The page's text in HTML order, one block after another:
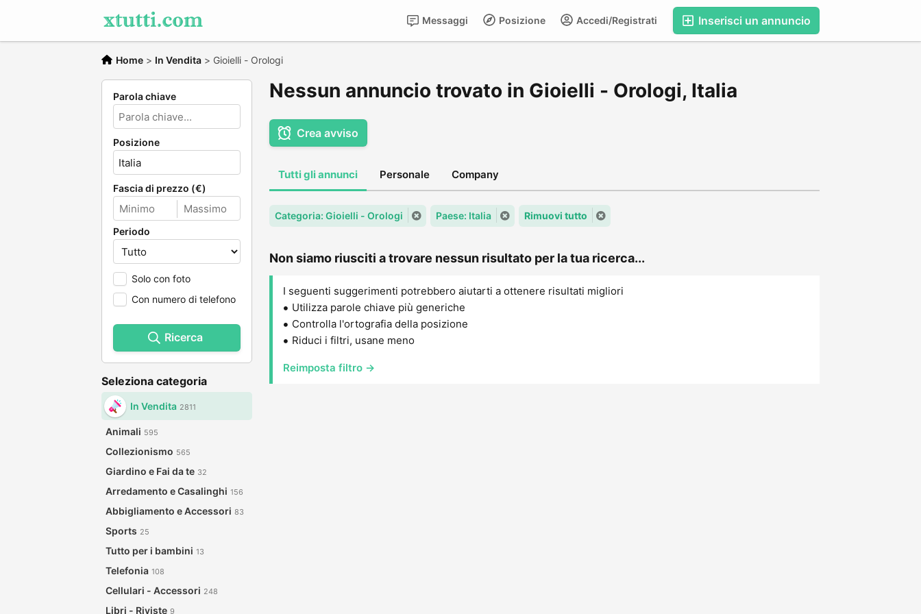
Inserisci un annuncio
Accedi/Registrati
Posizione
Messaggi
Home > In Vendita > Gioielli - Orologi
Parola chiave
Posizione
Fascia di prezzo (€)
Periodo
Solo con foto
Con numero di telefono
Ricerca
Seleziona categoria
In Vendita 2811
Animali 595
Collezionismo 565
Giardino e Fai da te 32
Arredamento e Casalinghi 156
Abbigliamento e Accessori 83
Sports 25
Tutto per i bambini 13
Telefonia 108
Cellulari - Accessori 248
Libri - Riviste 9
Nessun annuncio trovato in Gioielli - Orologi, Italia
Crea avviso
Tutti gli annunci Personale Company
Categoria: Gioielli - Orologi Paese: Italia Rimuovi tutto
Non siamo riusciti a trovare nessun risultato per la tua ricerca...
I seguenti suggerimenti potrebbero aiutarti a ottenere risultati migliori
Utilizza parole chiave più generiche
Controlla l'ortografia della posizione
Riduci i filtri, usane meno
Reimposta filtro →